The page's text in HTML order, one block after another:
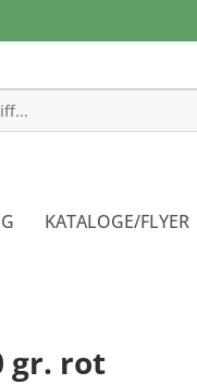
KATALOGE/FLYER
gr. rot